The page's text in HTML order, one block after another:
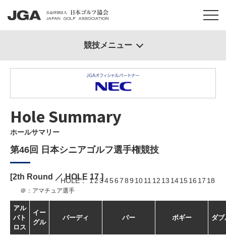
Hole Summary
ホールサマリー
第46回 日本シニアゴルフ選手権競技
[2th Round ／ HOLE 17]
HOLE 123456789 1011 12 13 141516 17 18
＠：アマチュア選手
アル
バト
ロス
イー
グル
バーディ パー ボギー ダ
競技メニュー